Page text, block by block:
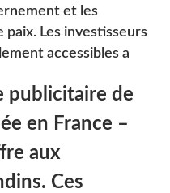
et les
paix. Les investisseurs
accessibles a
publicitaire de
en France –
aux
Ces